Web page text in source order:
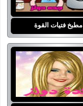
مطبخ فتيات القوة